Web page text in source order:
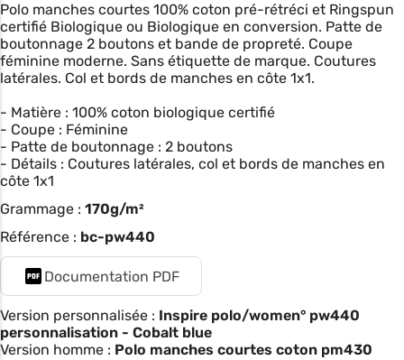
Polo manches courtes 100% coton pré-rétréci et Ringspun
certifié Biologique ou Biologique en conversion. Patte de
boutonnage 2 boutons et bande de propreté. Coupe
féminine moderne. Sans étiquette de marque. Coutures
latérales. Col et bords de manches en côte 1x1.
- Matière : 100% coton biologique certifié
- Coupe : Féminine
- Patte de boutonnage : 2 boutons
- Détails : Coutures latérales, col et bords de manches en
côte 1x1
Grammage : 170g/m²
Référence : bc-pw440
Documentation PDF
Version personnalisée : Inspire polo/women° pw440
personnalisation - Cobalt blue
Version homme : Polo manches courtes coton pm430